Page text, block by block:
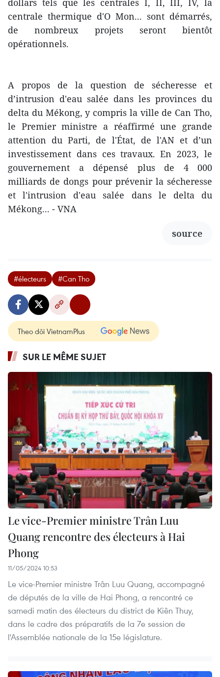
dollars tels que les centrales I, II, III, IV, la
centrale thermique d'O Mon... sont démarrés,
de nombreux projets seront bientôt
opérationnels.
A propos de la question de sécheresse et
d’intrusion d'eau salée dans les provinces du
delta du Mékong, y compris la ville de Can Tho,
le Premier ministre a réaffirmé une grande
attention du Parti, de l'État, de l'AN et d’un
investissement dans ces travaux. En 2023, le
gouvernement a dépensé plus de 4 000
milliards de dongs pour prévenir la sécheresse
et l'intrusion d'eau salée dans le delta du
Mékong... - VNA
source
#électeurs #Can Tho
Theo dõi VietnamPlus
SUR LE MÊME SUJET
Le vice-Premier ministre Trân Luu
Quang rencontre des électeurs à Hai
Phong
11/05/2024 10:53
Le vice-Premier ministre Trân Luu Quang, accompagné
de députés de la ville de Hai Phong, a rencontré ce
samedi matin des électeurs du district de Kiên Thuy,
dans le cadre des préparatifs de la 7e session de
l'Assemblée nationale de la 15e législature.